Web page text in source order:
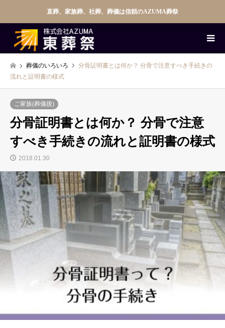
直葬、家族葬、社葬、葬儀は信頼のAZUMA葬祭
葬儀のいろいろ
分骨証明書とは何か？ 分骨で注意すべき手続きの
流れと証明書の様式
ご家族(葬儀後)
分骨証明書とは何か？ 分骨で注意
すべき手続きの流れと証明書の様式
2018.01.30